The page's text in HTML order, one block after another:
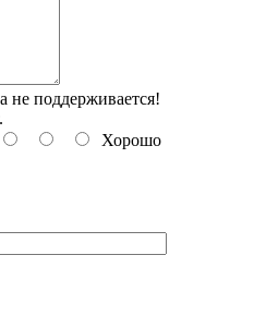
не поддерживается!
Хорошо